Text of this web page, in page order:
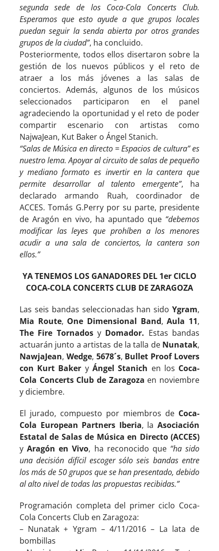
segunda sede de los Coca-Cola Concerts Club.
Esperamos que esto ayude a que grupos locales
puedan seguir la senda abierta por otros grandes
grupos de la ciudad”, ha concluido.
Posteriormente, todos ellos disertaron sobre la
gestión de los nuevos públicos y el reto de
atraer a los más jóvenes a las salas de
conciertos. Además, algunos de los músicos
seleccionados participaron en el panel
agradeciendo la oportunidad y el reto de poder
compartir escenario con artistas como
NajwaJean, Kut Baker o Ángel Stanich.
“Salas de Música en directo = Espacios de cultura” es
nuestro lema. Apoyar al circuito de salas de pequeño
y mediano formato es invertir en la cantera que
permite desarrollar al talento emergente”, ha
declarado armando Ruah, coordinador de
ACCES. Tomás G.Perry por su parte, presidente
de Aragón en vivo, ha apuntado que “debemos
modificar las leyes que prohíben a los menores
acudir a una sala de conciertos, la cantera son
ellos.”
YA TENEMOS LOS GANADORES DEL 1er CICLO
COCA-COLA CONCERTS CLUB DE ZARAGOZA
Las seis bandas seleccionadas han sidoYgram,
Mia Route, One Dimensional Band,Aula 11,
The Fire Tornadosy Domador. Estas bandas
actuarán junto a artistas de la talla deNunatak,
NawjaJean, Wedge, 5678´s, Bullet Proof Lovers
con Kurt Baker yÁngel Stanich en los Coca-
Cola Concerts Club de Zaragoza en noviembre
y diciembre.
El jurado, compuesto por miembros de Coca-
Cola European Partners Iberia, la Asociación
Estatal de Salas de Música en Directo (ACCES)
yAragón en Vivo, ha reconocido que “ha sido
una decisión difícil escoger sólo seis bandas entre
los más de 50 grupos que se han presentado, debido
al alto nivel de todas las propuestas recibidas.”
Programación completa del primer ciclo Coca-
Cola Concerts Club en Zaragoza:
– Nunatak + Ygram – 4/11/2016 – La lata de
bombillas